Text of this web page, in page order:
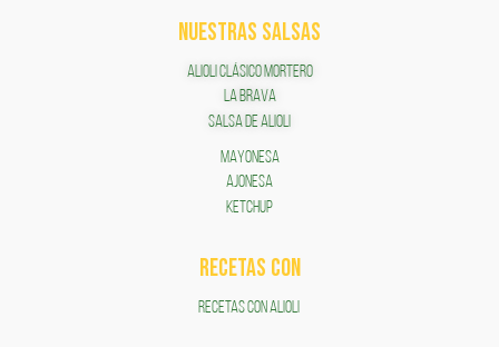
NUESTRAS SALSAS
ALIOLI CLÁSICO MORTERO
LA BRAVA
SALSA DE ALIOLI
MAYONESA
AJONESA
KETCHUP
RECETAS COn
RECETAS CON ALIOLI